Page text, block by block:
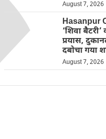
August 7, 2026
Hasanpur
‘शिवा
प्रयास,
दबोचा गया
August 7, 2026